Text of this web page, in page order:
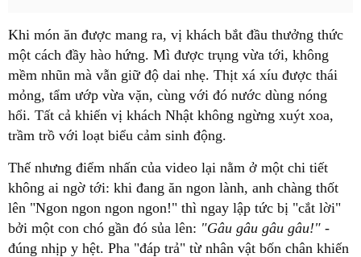
Khi món ăn được mang ra, vị khách bắt đầu thưởng thức
một cách đầy hào hứng. Mì được trụng vừa tới, không
mềm nhũn mà vẫn giữ độ dai nhẹ. Thịt xá xíu được thái
mỏng, tẩm ướp vừa vặn, cùng với đó nước dùng nóng
hổi. Tất cả khiến vị khách Nhật không ngừng xuýt xoa,
trầm trồ với loạt biểu cảm sinh động.
Thế nhưng điểm nhấn của video lại nằm ở một chi tiết
không ai ngờ tới: khi đang ăn ngon lành, anh chàng thốt
lên "Ngon ngon ngon ngon!" thì ngay lập tức bị "cắt lời"
bởi một con chó gần đó sủa lên: "Gâu gâu gâu gâu!" -
đúng nhịp y hệt. Pha "đáp trả" từ nhân vật bốn chân khiến